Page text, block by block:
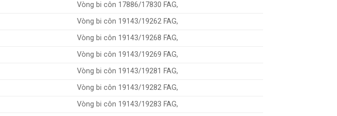
Vòng bi côn 17886/17830 FAG,
Vòng bi côn 19143/19262 FAG,
Vòng bi côn 19143/19268 FAG,
Vòng bi côn 19143/19269 FAG,
Vòng bi côn 19143/19281 FAG,
Vòng bi côn 19143/19282 FAG,
Vòng bi côn 19143/19283 FAG,